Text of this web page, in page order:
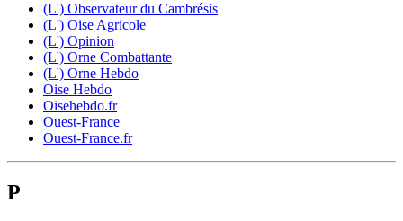
(L') Observateur du Cambrésis
(L') Oise Agricole
(L') Opinion
(L') Orne Combattante
(L') Orne Hebdo
Oise Hebdo
Oisehebdo.fr
Ouest-France
Ouest-France.fr
P